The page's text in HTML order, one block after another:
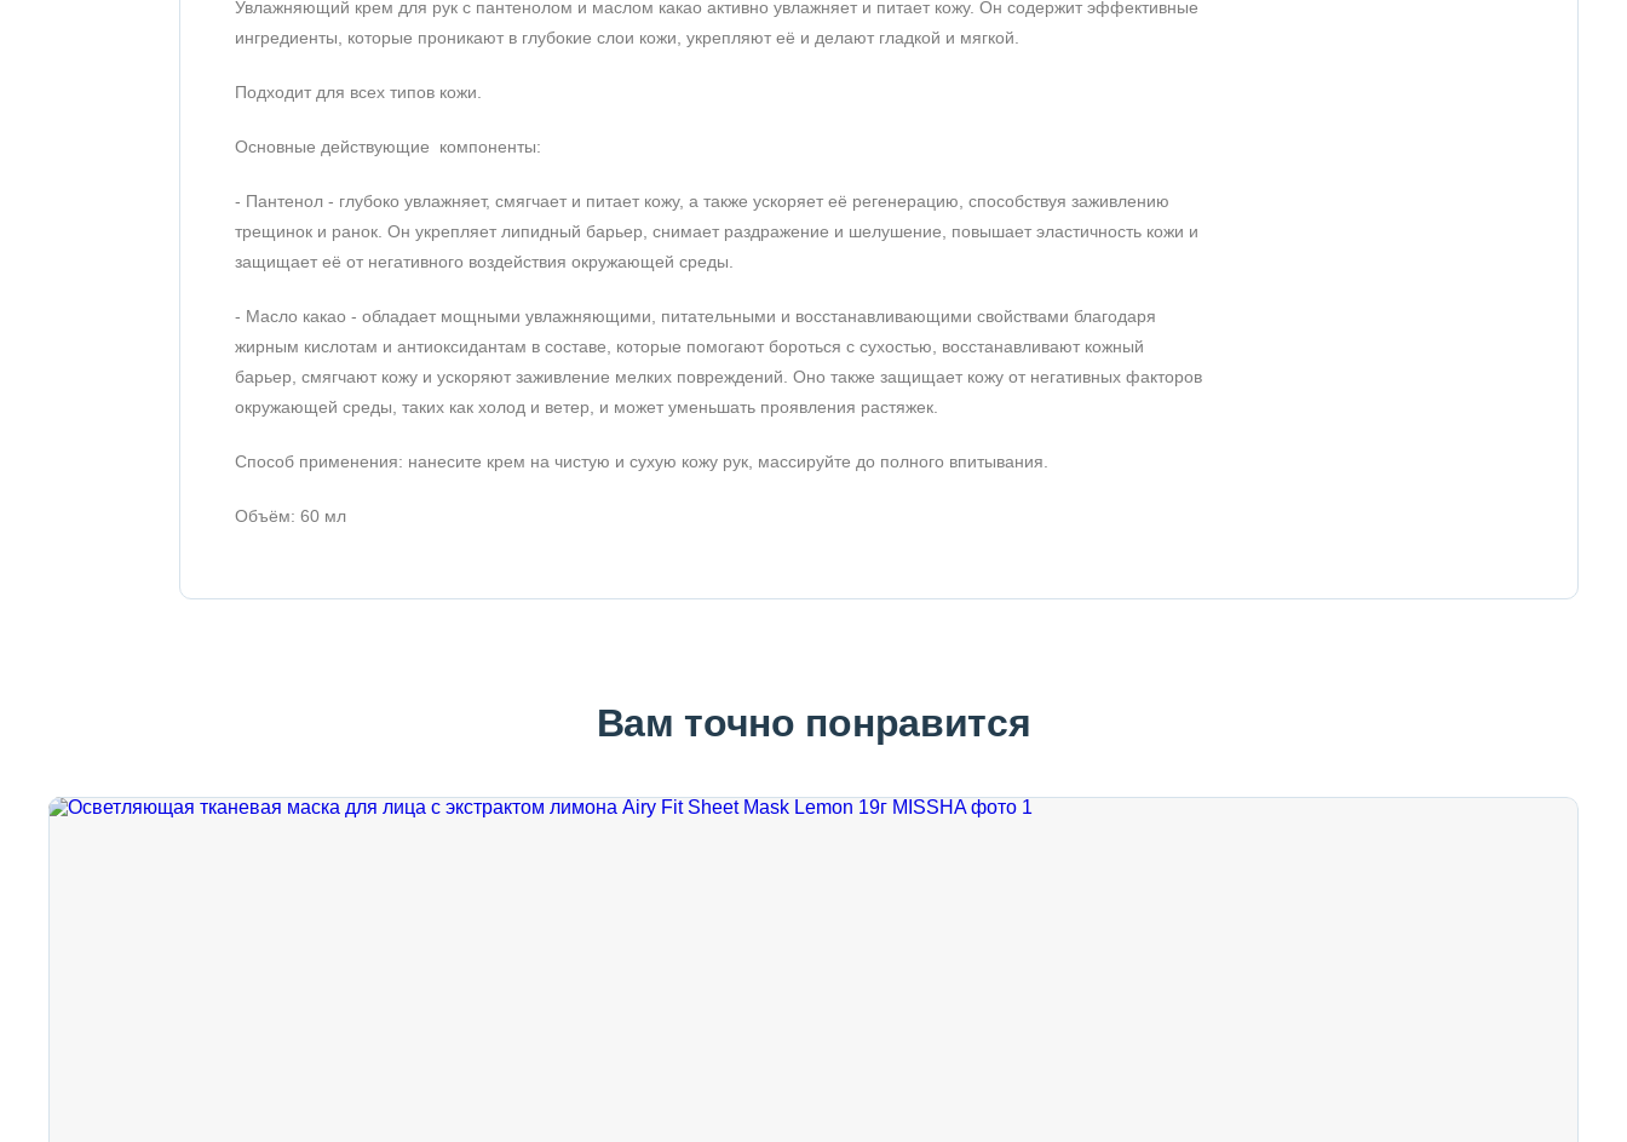
Увлажняющий крем для рук с пантенолом и маслом какао активно увлажняет и питает кожу. Он содержит эффективные
ингредиенты, которые проникают в глубокие слои кожи, укрепляют её и делают гладкой и мягкой.
Подходит для всех типов кожи.
Основные действующие компоненты:
- Пантенол - глубоко увлажняет, смягчает и питает кожу, а также ускоряет её регенерацию, способствуя заживлению
трещинок и ранок. Он укрепляет липидный барьер, снимает раздражение и шелушение, повышает эластичность кожи и
защищает её от негативного воздействия окружающей среды.
- Масло какао - обладает мощными увлажняющими, питательными и восстанавливающими свойствами благодаря
жирным кислотам и антиоксидантам в составе, которые помогают бороться с сухостью, восстанавливают кожный
барьер, смягчают кожу и ускоряют заживление мелких повреждений. Оно также защищает кожу от негативных факторов
окружающей среды, таких как холод и ветер, и может уменьшать проявления растяжек.
Способ применения: нанесите крем на чистую и сухую кожу рук, массируйте до полного впитывания.
Объём: 60 мл
Вам точно понравится